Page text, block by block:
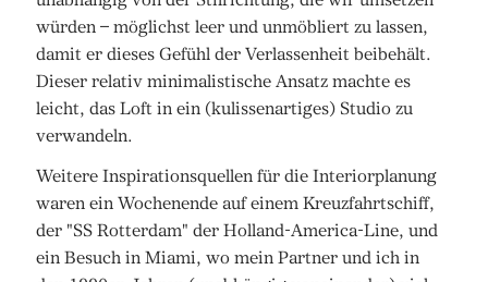
würden – möglichst leer und unmöbliert zu lassen,
damit er dieses Gefühl der Verlassenheit beibehält.
Dieser relativ minimalistische Ansatz machte es
leicht, das Loft in ein (kulissenartiges) Studio zu
verwandeln.
Weitere Inspirationsquellen für die Interiorplanung
waren ein Wochenende auf einem Kreuzfahrtschiff,
der "SS Rotterdam" der Holland-America-Line, und
ein Besuch in Miami, wo mein Partner und ich in